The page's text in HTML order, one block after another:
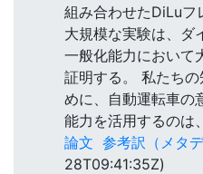
組み合わせたDiLuフ
大規模な実験は、ダ
一般化能力において
証明する。 私たち
めに、自動運転車の
能力を活用するのは
論文 参考訳（メタデ
28T09:41:35Z)